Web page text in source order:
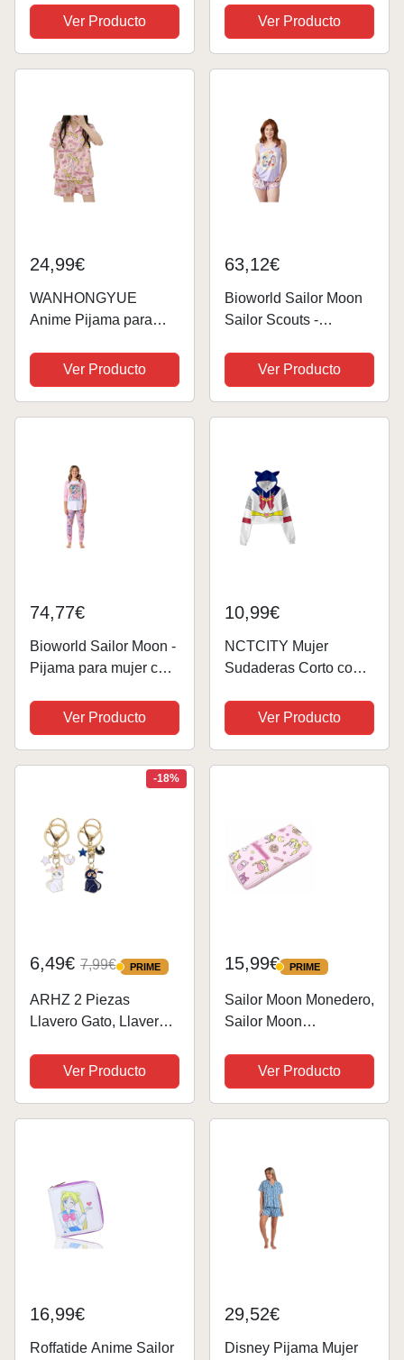
Niñas Moon Cosplay
Ropa Pijama de
Verano M,74Magic
Ver Producto
Estrechos
Ver Producto
24,99€
WANHONGYUE
Anime Pijama para
Camiseta de Manga
Corta y Pantalon Corto
Conjunto 2 Piezas
Ver Producto
63,12€
Bioworld Sailor Moon
Sailor Scouts -
pantalones cortos de
delfín para mujer,
Púrpura, XL
Ver Producto
74,77€
Bioworld Sailor Moon -
Pijama para mujer con
camiseta raglán y
pantalones deportivos,
Rosado, M
Ver Producto
10,99€
NCTCITY Mujer
Sudaderas Corto con
Anime Japonés Sailor
Moon Impresión 3D
Cosplay Hoodie Crop
Ver Producto
-18%
6,49€ 7,99€ PRIME
PRIME
ARHZ 2 Piezas
Llavero Gato, Llavero
Sailor Moon, Llavero
Gato Mágico de
Dibujos Animados,
Ver Producto
15,99€ PRIME
PRIME
Sailor Moon Monedero,
Sailor Moon
Cartera de Piel
Sintética Para, Cartera
de Teléfono de Gran
Ver Producto
16,99€
Roffatide Anime Sailor
29,52€
Disney Pijama Mujer